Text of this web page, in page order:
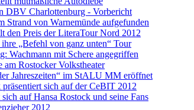
DBV Charlottenburg - Vorbericht
Strand von Warnemünde aufgefunden
den Preis der LiteraTour Nord 2012
„Befehl von ganz unten“ Tour
Wachmann mit Schere angegriffen
am Rostocker Volkstheater
Jahreszeiten“ im StALU MM eröffnet
sich auf der CeBIT 2012
auf Hansa Rostock und seine Fans
2012